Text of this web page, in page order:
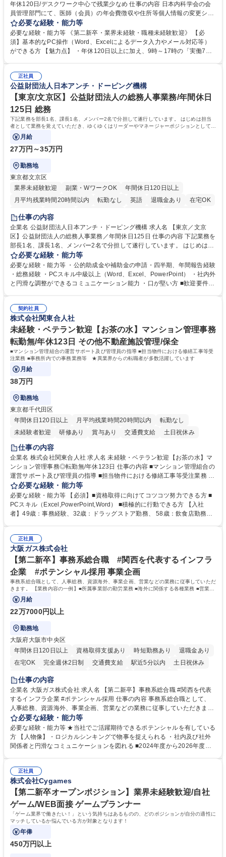
年休120日/デスクワーク中心で残業少なめ 仕事の内容 日本内科学会の会
員管理部門にて、医師（会員）の年会費徴収や住所等個人情報の変更シス
テム入力、電話・FAX対応をお任せします。将来的には、各種委員会の運
営事務局業務などにも幅広く携わっていただきます。 【会員管理・データ
入力業務】 ・医師（会員）の住所変更、個人情報のシステム登録・更新
・年会費の徴収管理や入金データの照合確認 【問い合わせ対応】 ・会員
年休120日/デスクワーク中心で残業少なめ
必要な経験・能力等
必要な経験・能力等 《第二新卒・業界未経験・職種未経験歓迎》 【必
須】基本的なPC操作（Word、Excelによるデータ入力やメール対応等）
ができる方 【魅力点】 ・年休120日以上に加え、9時～17時の「実働7時
整、資料作成、当日の運営サポート 学歴・資格 学歴：大学院 大学 語学
力： 資格：
正社員
公益財団法人日本アンチ・ドーピング機構
【東京/文京区】公益財団法人の総務人事業務/年間休日
125日 総務
下記業務を部長1名、課長1名、メンバー2名で分担して遂行しています。 はじめは担当
者として業務を覚えていただき、ゆくゆくはリーダーやマネージャーポジションとして活
躍いただくことを期待しています。
月給
27万円～35万円
勤務地
東京都文京区
業界未経験歓迎
副業・WワークOK
年間休日120日以上
月平均残業時間20時間以内
転勤なし 英語 退職金あり
在宅OK
賞与あり
育休あり
食事補助あり
仕事の内容
企業名 公益財団法人日本アンチ・ドーピング機構 求人名 【東京／文京
区】公益財団法人の総務人事業務／年間休日125日 仕事の内容 下記業務を
部長1名、課長1名、メンバー2名で分担して遂行しています。 はじめは担
当者として業務を覚えていただき、ゆくゆくはリーダーやマネージャーポ
ジションとして活躍いただくことを期待しています。 【総務・人事グルー
プの業務内容】 ・人事制度関連 ・採用活動 ・教育研修の企画、実行 ・勤
怠管理 ・官公庁への各種提出 ・法定の会議運営（評議員会、理事会） ・
管理 ・福利厚生関連 ・職員からの問合せ、相談対応 ・その他日常の総務
業務全般 募集職種 【東京／文京区】公益財団法人の総務人事業務／年間
休日125日
必要な経験・能力等
必要な経験・能力等 ・公的助成金や補助金の申請・四半期、年間報告経験
・総務経験 ・PCスキル中級以上（Word、Excel、PowerPoint） ・社内外
と円滑な調整ができるコミュニケーション能力 ・口が堅い方 ■歓迎要件
契約社員
株式会社関東合人社
未経験・ベテラン歓迎【お茶の水】マンション管理事務
転勤無/年休123日 その他不動産施設管理/保全
■マンション管理組合の運営サポート及び管理員の指導 ■担当物件における修繕工事等受
注業務 ■事務所内での事務業務等 ★異業界からの転職者が多数活躍しています
月給
38万円
勤務地
東京都千代田区
年間休日120日以上
月平均残業時間20時間以内
転勤なし
未経験者歓迎
研修あり 賞与あり 交通費支給 土日祝休み
仕事の内容
企業名 株式会社関東合人社 求人名 未経験・ベテラン歓迎【お茶の水】マ
ンション管理事務◎転勤無/年休123日 仕事の内容 ■マンション管理組合の
運営サポート及び管理員の指導 ■担当物件における修繕工事等受注業務 ■
事務所内での事務業務等 ★異業界からの転職者が多数活躍しています
【年収補足】532万円 ＋別途インセンティヴで平均約100万円/年（昨年度
実績） ＋管理業務主任者資格手当50,000円/月 ★親会社である株式会社合
人社計画研究所社のグループ会社として、質の高いサービスと適性価格を
無/年休123日
必要な経験・能力等
必要な経験・能力等 【必須】■資格取得に向けてコツコツ努力できる方 ■
PCスキル（Excel,PowerPoint,Word） ■積極的に行動できる方 【入社
者】49歳：事務経験、32歳：ドラッグストア勤務、 58歳：飲食店勤務
得出来ております！ 【魅力】■フレックス制度、未経験からでも下限年収
を一律支給！ ■管理業務主任者資格取得後には50,000円/月の手当あり！
学歴・資格 学歴：大学院 大学 高専 短大 専修学校 高校 語学力： 資格：第
一種運転免許普通自動車
正社員
大阪ガス株式会社
【第二新卒】事務系総合職 #関西を代表するインフラ
企業 #ポテンシャル採用 事業企画
事務系総合職として、人事総務、資源海外、事業企画、営業などの業務に従事していただ
きます。 【業務内容の一例】■所属事業部の勤労業務 ■海外に関係する各種業務 ■営業部
門の企画スタッフ、ルート営業
月給
22万7000円以上
勤務地
大阪府大阪市中央区
年間休日120日以上
資格取得支援あり 時短勤務あり
退職金あり
在宅OK
完全週休2日制 交通費支給 駅近5分以内
土日祝休み
服装自由
第二新卒歓迎
仕事の内容
企業名 大阪ガス株式会社 求人名 【第二新卒】事務系総合職 #関西を代表
するインフラ企業 #ポテンシャル採用 仕事の内容 事務系総合職として、
人事総務、資源海外、事業企画、営業などの業務に従事していただきま
す。 【業務内容の一例】■所属事業部の勤労業務 ■海外に関係する各種業
務 ■営業部門の企画スタッフ、ルート営業 【キャリアパス】入社後の配属
ポジションで一定期間ご活躍頂いた後、本人の適性及び将来のキャリアを
鑑みてジョブローテーションを行います。 【育成】OJTでの現場育成や研
表するインフラ企業 #ポテンシャル採用
必要な経験・能力等
必要な経験・能力等 ★当社でご活躍期待できるポテンシャルを有している
方 【人物像】・ロジカルシンキングで物事を捉えられる ・社内及び社外
関係者と円滑なコミュニケーションを図れる ■2024年度から2026年度ま
72.html ■エネルギーセキュリティの不安定化や気候変動による自然災害の
甚大化など、これまで以上に社会課題解決の重要性が高まっています。
「未来の日常」の創造に向けて持続可能な社会の実現に貢献してまいりま
す。 学歴・資格 学歴：大学院 大学 語学力： 資格：
正社員
株式会社Cygames
【第二新卒オープンポジション】業界未経験歓迎/自社
ゲーム/WEB面接 ゲームプランナー
「ゲーム業界で働きたい！」という気持ちはあるものの、どのポジションが自分の適性に
マッチしているか悩んでいる方が対象となります！
年俸
450万円以上